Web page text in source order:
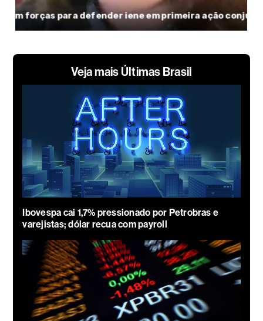
Veja mais Últimas Brasil
Ibovespa cai 1,7% pressionado por Petrobras e
varejistas; dólar recua com payroll